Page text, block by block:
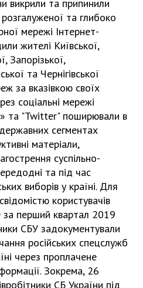
викрили та припинили
та глибоко
мережі Інтернет-
жителі Київської,
Запорізької,
та Чернігівської
за вказівкою своїх
соціальні мережі
та "Twitter" поширювали в
сегментах
матеріали,
суспільно-
та під час
виборів у країні. Для
користувачів
перший квартал 2019
СБУ задокументували
російських спецслужб
через проплачене
Зокрема, 26
СБ України під